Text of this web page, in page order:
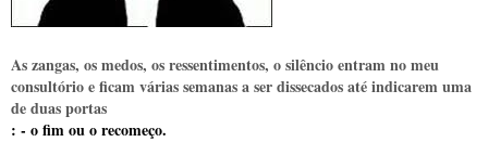
As zangas, os medos, os ressentimentos, o silêncio entram no meu
consultório e ficam várias semanas a ser dissecados até indicarem uma
de duas portas
: - o fim ou o recomeço.